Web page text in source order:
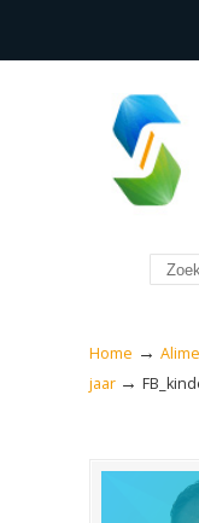
Home →
jaar →